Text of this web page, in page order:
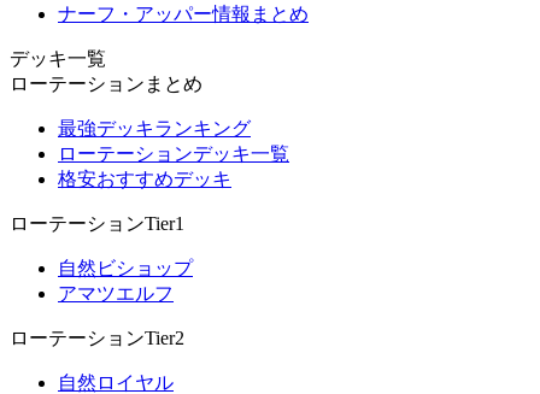
ナーフ・アッパー情報まとめ
デッキ一覧
ローテーションまとめ
最強デッキランキング
ローテーションデッキ一覧
格安おすすめデッキ
ローテーションTier1
自然ビショップ
アマツエルフ
ローテーションTier2
自然ロイヤル